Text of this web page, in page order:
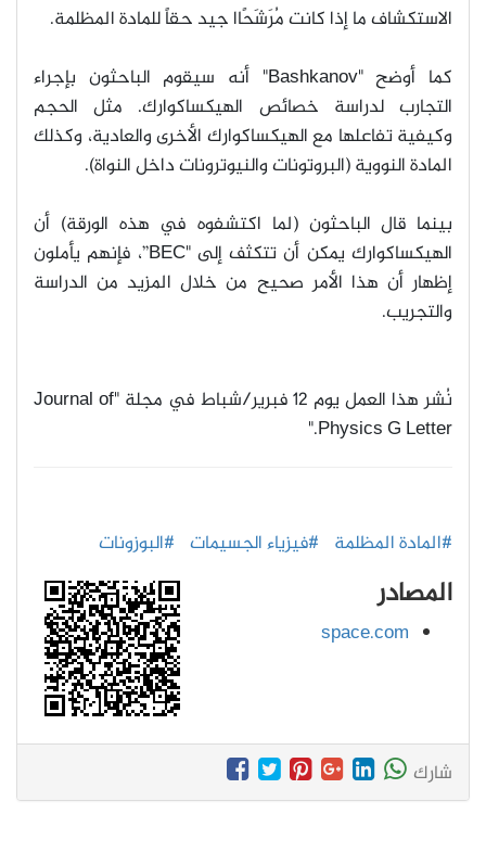
الاستكشاف ما إذا كانت مُرَشَحًاا جيد حقاً للمادة المظلمة.
كما أوضح "Bashkanov"
أنه سيقوم الباحثون بإجراء
التجارب لدراسة خصائص الهيكساكوارك. مثل الحجم
وكيفية تفاعلها مع الهيكساكوارك الأخرى والعادية، وكذلك
المادة النووية (البروتونات والنيوترونات داخل النواة).
بينما قال الباحثون (لما اكتشفوه في هذه الورقة) أن
الهيكساكوارك يمكن أن تتكثف إلى "BEC”
، فإنهم يأملون
إظهار أن هذا الأمر صحيح من خلال المزيد من الدراسة
والتجريب.
نُشر هذا العمل يوم 12 فبرير/شباط في مجلة
"Journal of
Physics G Letter."
#المادة المظلمة #فيزياء الجسيمات #البوزونات
المصادر
space.com
شارك